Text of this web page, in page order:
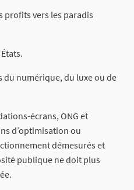
profits vers les paradis
du numérique, du luxe ou de
écrans, ONG et
d’optimisation ou
démesurés et
publique ne doit plus